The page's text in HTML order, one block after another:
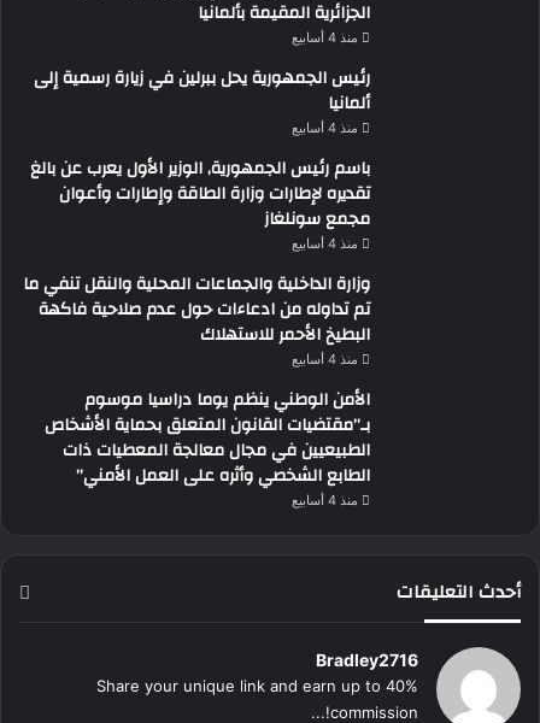
الجزائرية المقيمة بألمانيا
منذ 4 أسابيع
رئيس الجمهورية يحل ببرلين في زيارة رسمية إلى
ألمانيا
منذ 4 أسابيع
باسم رئيس الجمهورية, الوزير الأول يعرب عن بالغ
تقديره لإطارات وزارة الطاقة وإطارات وأعوان
مجمع سونلغاز
منذ 4 أسابيع
وزارة الداخلية والجماعات المحلية والنقل تنفي ما
تم تداوله من ادعاءات حول عدم صلاحية فاكهة
البطيخ الأحمر للاستهلاك
منذ 4 أسابيع
الأمن الوطني ينظم يوما دراسيا موسوم
بـ”مقتضيات القانون المتعلق بحماية الأشخاص
الطبيعيين في مجال معالجة المعطيات ذات
الطابع الشخصي وأثره على العمل الأمني”
منذ 4 أسابيع
أحدث التعليقات
Bradley2716
Share your unique link and earn up to 40%
commission!...